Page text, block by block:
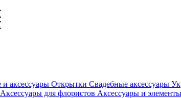
и аксессуары Открытки Свадебные аксессуары
Аксессуары для флористов Аксессуары и